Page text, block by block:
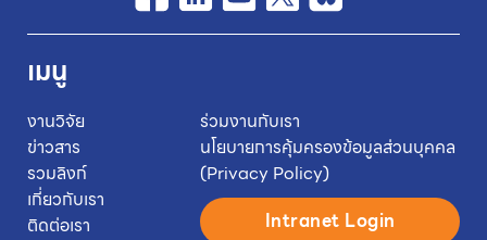
เมนู
งานวิจัย
ข่าวสาร
รวมลิงก์
เกี่ยวกับเรา
ติดต่อเรา
ร่วมงานกับเรา
นโยบายการคุ้มครองข้อมูลส่วนบุคคล
(Privacy Policy)
Intranet Login